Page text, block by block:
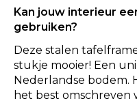
Kan jouw interieur
gebruiken?
Deze stalen
stukje mooier! Een
Nederlandse bodem.
het best omschreven